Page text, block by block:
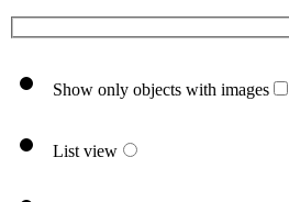
Show only objects with images
List view